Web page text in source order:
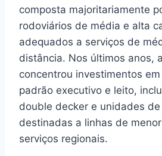
composta majoritariamente
rodoviários de média e alta
adequados a serviços de
distância. Nos últimos anos,
concentrou investimentos
padrão executivo e leito,
double decker e unidades
destinadas a linhas de
serviços regionais.